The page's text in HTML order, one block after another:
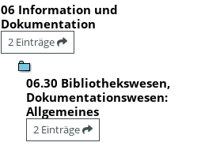
06 Information und
Dokumentation
2 Einträge
06.30 Bibliothekswesen,
Dokumentationswesen:
Allgemeines
2 Einträge